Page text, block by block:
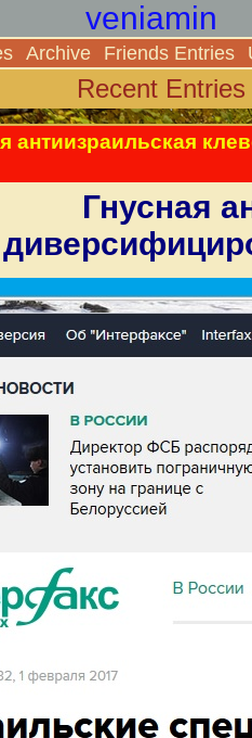
veniamin
Archive Friends Entries
Recent Entries
антиизраильская
Гнусная